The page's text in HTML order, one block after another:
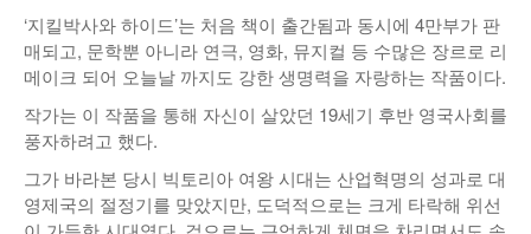
‘지킬박사와 하이드’는 처음 책이 출간됨과 동시에 4만부가 판
매되고, 문학뿐 아니라 연극, 영화, 뮤지컬 등 수많은 장르로 리
메이크 되어 오늘날 까지도 강한 생명력을 자랑하는 작품이다.
작가는 이 작품을 통해 자신이 살았던 19세기 후반 영국사회를
풍자하려고 했다.
그가 바라본 당시 빅토리아 여왕 시대는 산업혁명의 성과로 대
영제국의 절정기를 맞았지만, 도덕적으로는 크게 타락해 위선